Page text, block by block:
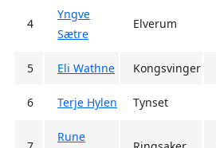
4
Yngve
Sætre
Elverum
5 Eli Wathne Kongsvinger
6 Terje Hylen Tynset
Rune